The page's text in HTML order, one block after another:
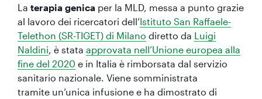
La terapia genica per la MLD, messa a punto grazie
al lavoro dei ricercatori dell’Istituto San Raffaele-
Telethon (SR-TIGET) di Milano diretto da Luigi
Naldini , è stata approvata nell’Unione europea alla
fine del 2020 e in Italia è rimborsata dal servizio
sanitario nazionale. Viene somministrata
tramite un’unica infusione e ha dimostrato di